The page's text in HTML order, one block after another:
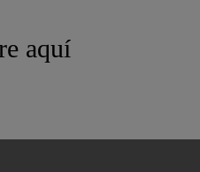
aquí